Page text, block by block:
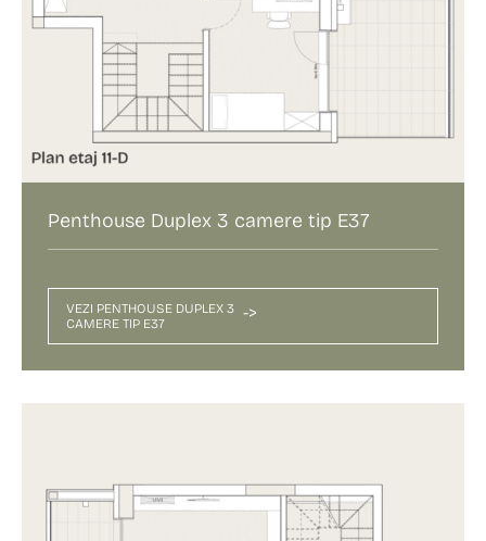
Penthouse Duplex 3 camere tip E37
VEZI PENTHOUSE DUPLEX 3
CAMERE TIP E37
->